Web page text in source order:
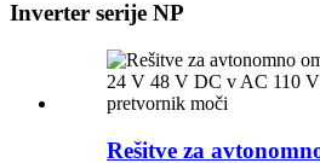
Inverter serije NP
Rešitve za